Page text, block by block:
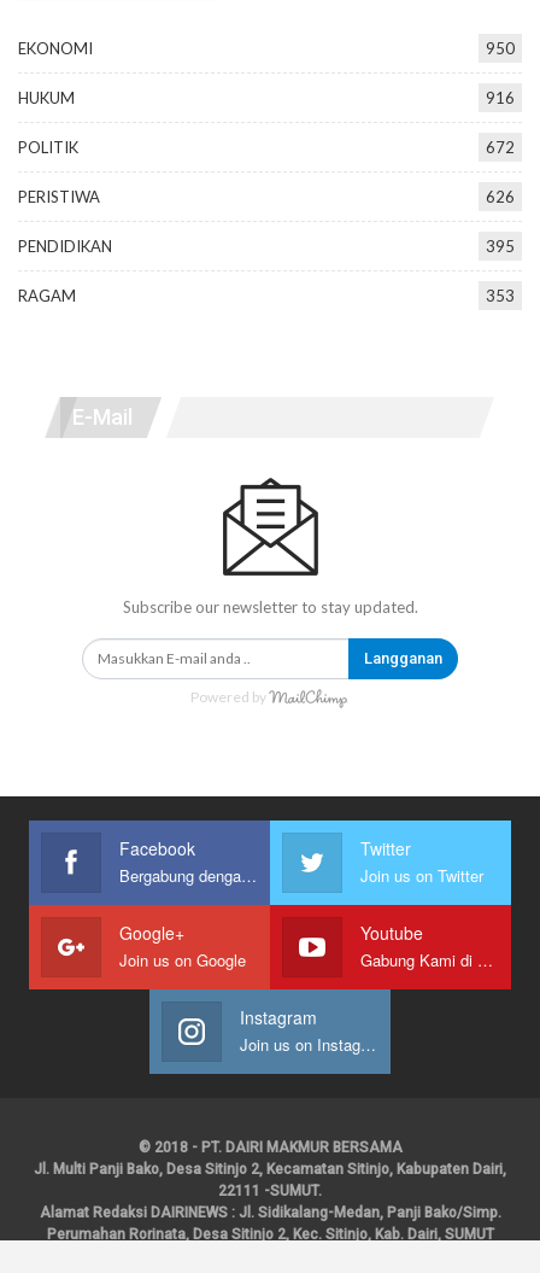
EKONOMI 950
HUKUM 916
POLITIK 672
PERISTIWA 626
PENDIDIKAN 395
RAGAM 353
E-Mail
Subscribe our newsletter to stay updated.
Langganan
Powered by
Facebook
Bergabung dengan kami
Twitter
Join us on Twitter
Google+
Join us on Google
Youtube
Gabung Kami di Youtube
Instagram
Join us on Instagram
© 2018 - PT. DAIRI MAKMUR BERSAMA
Jl. Multi Panji Bako, Desa Sitinjo 2, Kecamatan Sitinjo, Kabupaten Dairi,
22111 -SUMUT.
Alamat Redaksi DAIRINEWS : Jl. Sidikalang-Medan, Panji Bako/Simp.
Perumahan Rorinata, Desa Sitinjo 2, Kec. Sitinjo, Kab. Dairi, SUMUT